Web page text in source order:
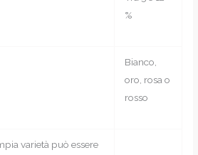
%
Bianco,
oro, rosa o
rosso
varietà può essere